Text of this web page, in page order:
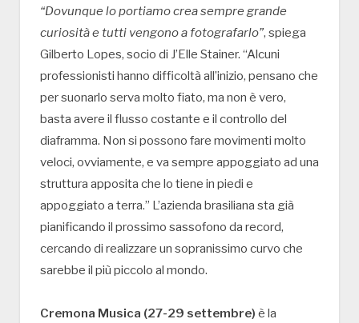
“Dovunque lo portiamo crea sempre grande
curiosità e tutti vengono a fotografarlo”, spiega
Gilberto Lopes, socio di J’Elle Stainer. “Alcuni
professionisti hanno difficoltà all’inizio, pensano che
per suonarlo serva molto fiato, ma non è vero,
basta avere il flusso costante e il controllo del
diaframma. Non si possono fare movimenti molto
veloci, ovviamente, e va sempre appoggiato ad una
struttura apposita che lo tiene in piedi e
appoggiato a terra.” L’azienda brasiliana sta già
pianificando il prossimo sassofono da record,
cercando di realizzare un sopranissimo curvo che
sarebbe il più piccolo al mondo.
Cremona Musica (27-29 settembre) è la